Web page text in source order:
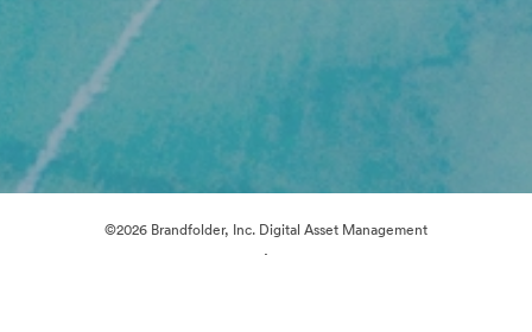
©2026 Brandfolder, Inc. Digital Asset Management
·